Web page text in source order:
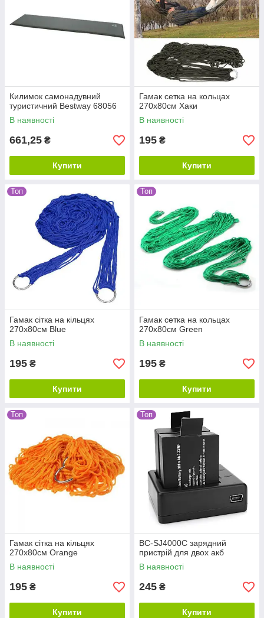
Килимок самонадувний
туристичний Bestway 68056
В наявності
661,25 ₴
Купити
Гамак сетка на кольцах
270х80см Хаки
В наявності
195 ₴
Купити
Топ
Гамак сітка на кільцях
270х80см Blue
В наявності
195 ₴
Купити
Топ
Гамак сетка на кольцах
270х80см Green
В наявності
195 ₴
Купити
Топ
Гамак сітка на кільцях
270х80см Orange
В наявності
195 ₴
Купити
Топ
BC-SJ4000C зарядний
пристрій для двох акб
В наявності
245 ₴
Купити